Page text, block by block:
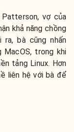
Patterson, vợ của
khả năng chồng
ra, bà cũng nhấn
MacOS, trong khi
tảng Linux. Hơn
liên hệ với bà để